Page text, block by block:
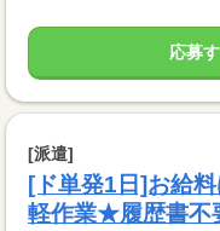
応募
[派遣]
[ド単発1日]お給
軽作業★履歴書不